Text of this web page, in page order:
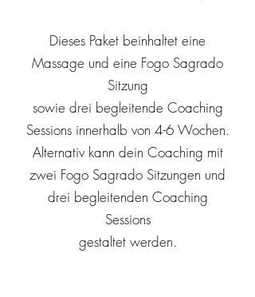
Dieses Paket beinhaltet eine
Massage und eine Fogo Sagrado
Sitzung
sowie drei begleitende Coaching
Sessions innerhalb von 4-6 Wochen.
Alternativ kann dein Coaching mit
zwei Fogo Sagrado Sitzungen und
drei begleitenden Coaching
Sessions
gestaltet werden.